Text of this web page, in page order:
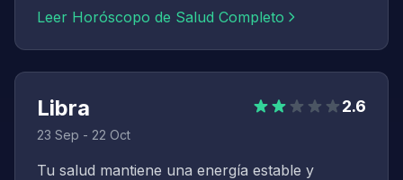
Leer Horóscopo de Salud Completo
Libra
23 Sep - 22 Oct
2.6
Tu salud mantiene una energía estable y